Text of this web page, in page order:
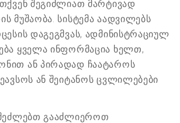
შეგიძლიათ მარტივად
მუშაობა. სისტემა აადვილებს
დაგეგმვას, ადმინისტრაციულ
ყველა ინფორმაცია ხელთ,
ან პირადად ჩაატაროს
ან შეიტანოს ცვლილებები
გააძლიეროთ